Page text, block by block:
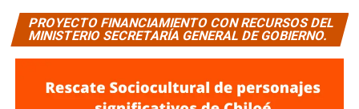
PROYECTO FINANCIAMIENTO CON RECURSOS DEL
MINISTERIO SECRETARÍA GENERAL DE GOBIERNO.